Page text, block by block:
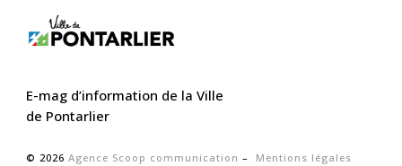
E-mag d’information de la Ville
de Pontarlier
© 2026 Agence Scoop communication – Mentions légales